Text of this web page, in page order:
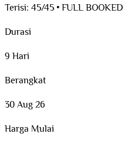
Terisi: 45/45•FULL BOOKED
Durasi
9 Hari
Berangkat
30 Aug 26
Harga Mulai